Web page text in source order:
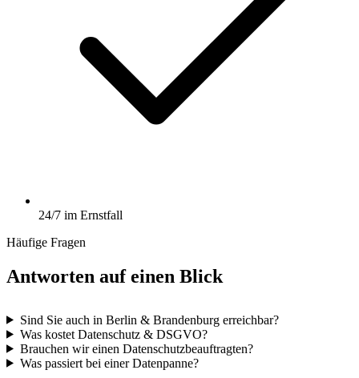
24/7 im Ernstfall
Häufige Fragen
Antworten auf einen Blick
Sind Sie auch in Berlin & Brandenburg erreichbar?
Was kostet Datenschutz & DSGVO?
Brauchen wir einen Datenschutzbeauftragten?
Was passiert bei einer Datenpanne?